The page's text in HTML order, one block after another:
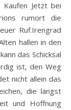
Kaufen Jetzt bei
rumort die
Ruf.Irengrad
hallen in den
das Schicksal
ist, den Weg
nicht allein das
die längst
und Hoffnung